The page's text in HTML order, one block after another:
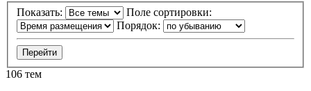
Показать:
Поле сортировки:
Порядок:
106 тем